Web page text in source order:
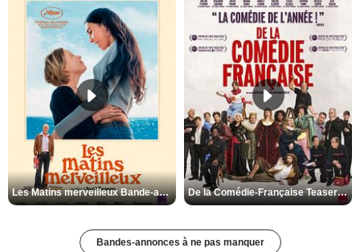
Les Matins merveilleux Bande-annonce VF De la Comédie-Française Teaser VF
Bandes-annonces à ne pas manquer